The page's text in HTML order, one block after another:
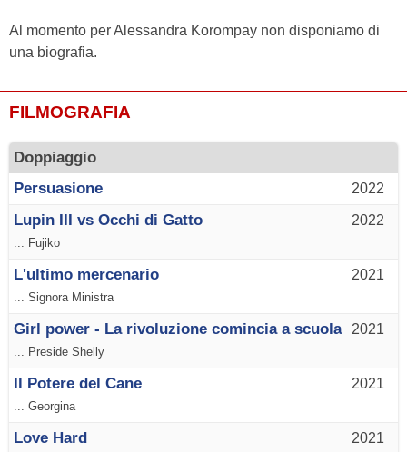
Al momento per Alessandra Korompay non disponiamo di
una biografia.
FILMOGRAFIA
Doppiaggio
2022
Persuasione
2022
Lupin III vs Occhi di Gatto
... Fujiko
2021
L'ultimo mercenario
... Signora Ministra
2021
Girl power - La rivoluzione comincia a scuola
... Preside Shelly
2021
Il Potere del Cane
... Georgina
2021
Love Hard